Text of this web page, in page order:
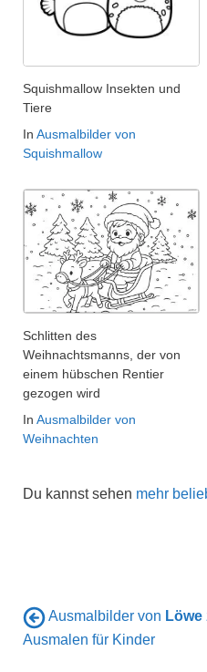
Squishmallow Insekten und
Tiere
In Ausmalbilder von
Squishmallow
Schlitten des
Weihnachtsmanns, der von
einem hübschen Rentier
gezogen wird
In Ausmalbilder von
Weihnachten
Du kannst sehen mehr
Ausmalbilder von Löwe
Ausmalen für Kinder